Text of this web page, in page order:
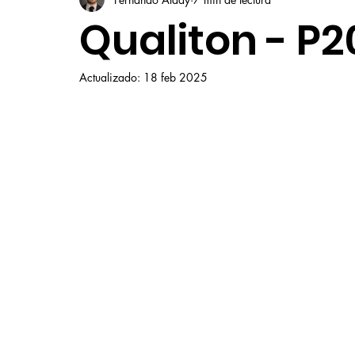
Qualiton -
Actualizado: 18 feb 2025